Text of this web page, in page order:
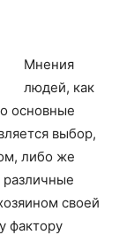
Мнения
людей, как
основные
выбор,
либо же
различные
своей
фактору